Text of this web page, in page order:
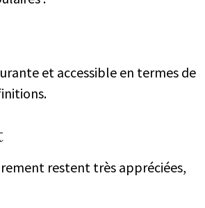
et accessible en termes de
restent très appréciées,